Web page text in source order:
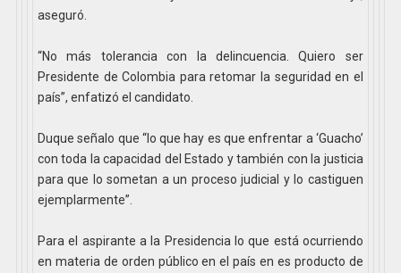
aseguró.
“No más tolerancia con la delincuencia. Quiero ser
Presidente de Colombia para retomar la seguridad en el
país”, enfatizó el candidato.
Duque señalo que “lo que hay es que enfrentar a ‘Guacho’
con toda la capacidad del Estado y también con la justicia
para que lo sometan a un proceso judicial y lo castiguen
ejemplarmente”.
Para el aspirante a la Presidencia lo que está ocurriendo
en materia de orden público en el país en es producto de